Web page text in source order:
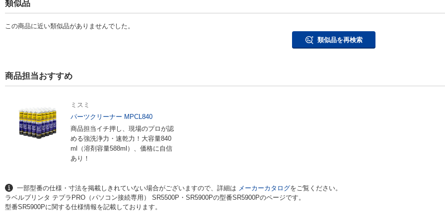
※「オートカッター」はアイロン・耐熱ラベル、マグネットテープ、りぼんには対応していません。ご使用
時には、「オートカッター」をオフにして市販のハサミなどでカットしてください。
※「ハーフカット機能」は熱収縮チューブ、アイロン・上質紙・耐熱・カットラベル、転写・マグネット・
※アイロン・上質紙・耐熱・マスキングテープ「mt」・カットラベル、マグネット・転写テープ、熱収縮チ
ューブ、りぼんおよび4mm幅・6mm幅テープには対応していません。
あらかじめ定形にカットされたラベルに、フチなし印刷できる「カットラベル」にも対応。備品管理、保守
メンテナンス、ヘルメットの名前表示など多様なニーズに応えます。
※ラベルカラーは白・銀の2種類
類似品
この商品に近い類似品がありませんでした。
類似品を再検索
商品担当おすすめ
ミスミ
パーツクリーナー MPCL840
商品担当イチ押し、現場のプロが認
める強洗浄力・速乾力！大容量840
ml（溶剤容量588ml）、価格に自信
あり！
一部型番の仕様・寸法を掲載しきれていない場合がございますので、詳細は メーカーカタログをご覧ください。
ラベルプリンタ テプラPRO（パソコン接続専用） SR5500P・SR5900Pの型番SR5900Pのページです。
型番SR5900Pに関する仕様情報を記載しております。